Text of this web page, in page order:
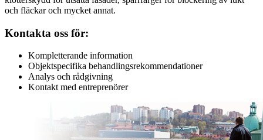
och fläckar och mycket annat.
Kontakta oss för:
Kompletterande information
Objektspecifika behandlingsrekommendationer
Analys och rådgivning
Kontakt med entreprenörer